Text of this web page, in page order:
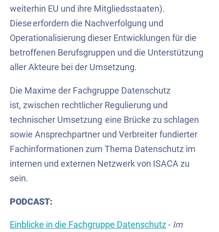
weiterhin EU und ihre Mitgliedsstaaten).
Diese erfordern die Nachverfolgung und
Operationalisierung dieser Entwicklungen für die
betroffenen Berufsgruppen und die Unterstützung
aller Akteure bei der Umsetzung.
Die Maxime der Fachgruppe Datenschutz
ist, zwischen rechtlicher Regulierung und
technischer Umsetzung eine Brücke zu schlagen
sowie Ansprechpartner und Verbreiter fundierter
Fachinformationen zum Thema Datenschutz im
internen und externen Netzwerk von ISACA zu
sein.
PODCAST:
Einblicke in die Fachgruppe Datenschutz - Im